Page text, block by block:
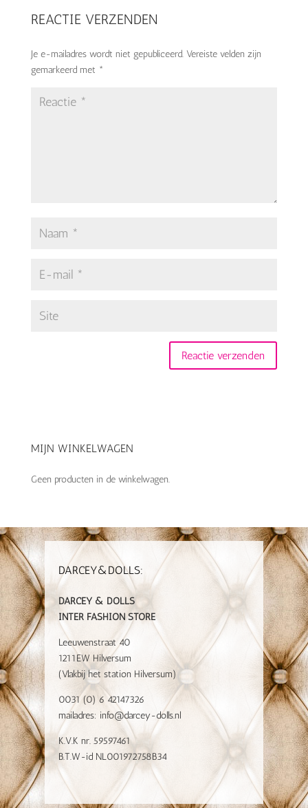
REACTIE VERZENDEN
Je e-mailadres wordt niet gepubliceerd. Vereiste velden zijn
gemarkeerd met *
MIJN WINKELWAGEN
Geen producten in de winkelwagen.
DARCEY&DOLLS:
DARCEY & DOLLS
INTER FASHION STORE
Leeuwenstraat 40
1211EW Hilversum
(Vlakbij het station Hilversum)
0031 (0) 6 42147326
mailadres: info@darcey-dolls.nl
K.V.K nr. 59597461
B.T.W-id NL001972758B34